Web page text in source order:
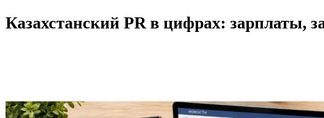
Казахстанский PR в цифрах: зарплаты,